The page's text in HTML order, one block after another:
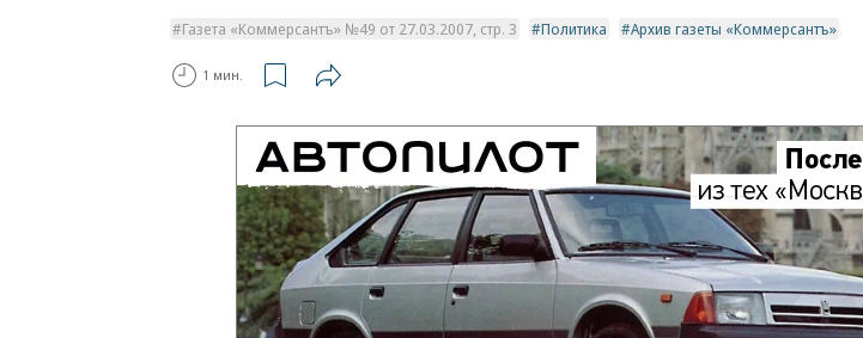
Газета «Коммерсантъ» №49 от 27.03.2007, стр. 3 Политика Архив газеты «Коммерсантъ»
1 мин.